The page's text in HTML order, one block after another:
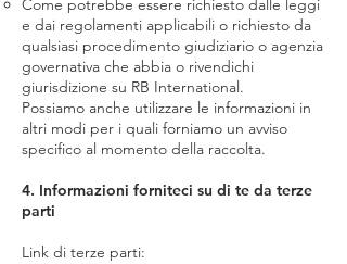
Come potrebbe essere richiesto dalle leggi
e dai regolamenti applicabili o richiesto da
qualsiasi procedimento giudiziario o agenzia
governativa che abbia o rivendichi
giurisdizione su RB International.
Possiamo anche utilizzare le informazioni in
altri modi per i quali forniamo un avviso
specifico al momento della raccolta.
4. Informazioni forniteci su di te da terze
parti
Link di terze parti: